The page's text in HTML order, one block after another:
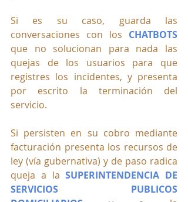
Si es su caso, guarda las
conversaciones con los
que no solucionan para nada las
quejas de los usuarios para que
registres los incidentes, y presenta
por escrito la terminación del
servicio.
Si persisten en su cobro mediante
facturación presenta los recursos de
ley (vía gubernativa) y de paso radica
queja a la SUPERINTENDENCIA DE
SERVICIOS PUBLICOS